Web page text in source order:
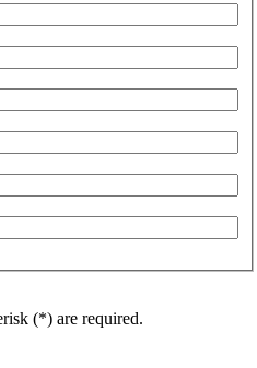
(*) are required.